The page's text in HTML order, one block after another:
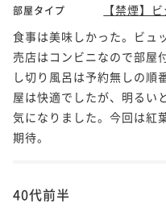
部屋タイプ
【禁煙】
食事は美味しかった。ビュ
売店はコンビニなので部屋
し切り風呂は予約無しの順
屋は快適でしたが、明るい
気になりました。今回は紅
期待。
40代前半